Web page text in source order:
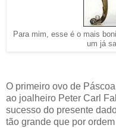
Para mim, esse é o mais
um já
O primeiro ovo de
ao joalheiro Peter Carl
sucesso do presente
tão grande que por